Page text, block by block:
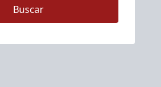
Buscar